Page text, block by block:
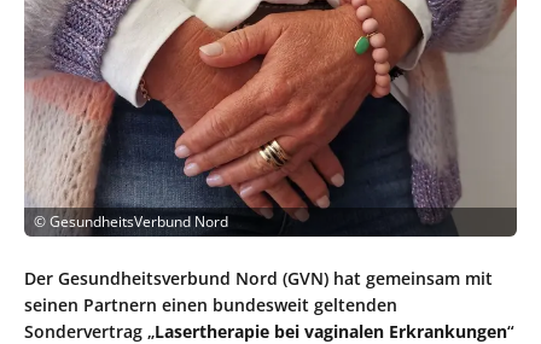
©GesundheitsVerbund Nord
Der Gesundheitsverbund Nord (GVN) hat gemeinsam mit
seinen Partnern einen bundesweit geltenden
Sondervertrag „Lasertherapie bei vaginalen Erkrankungen“